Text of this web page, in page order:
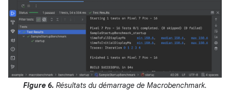
Figure 6. Résultats du démarrage de Macrobenchmark.